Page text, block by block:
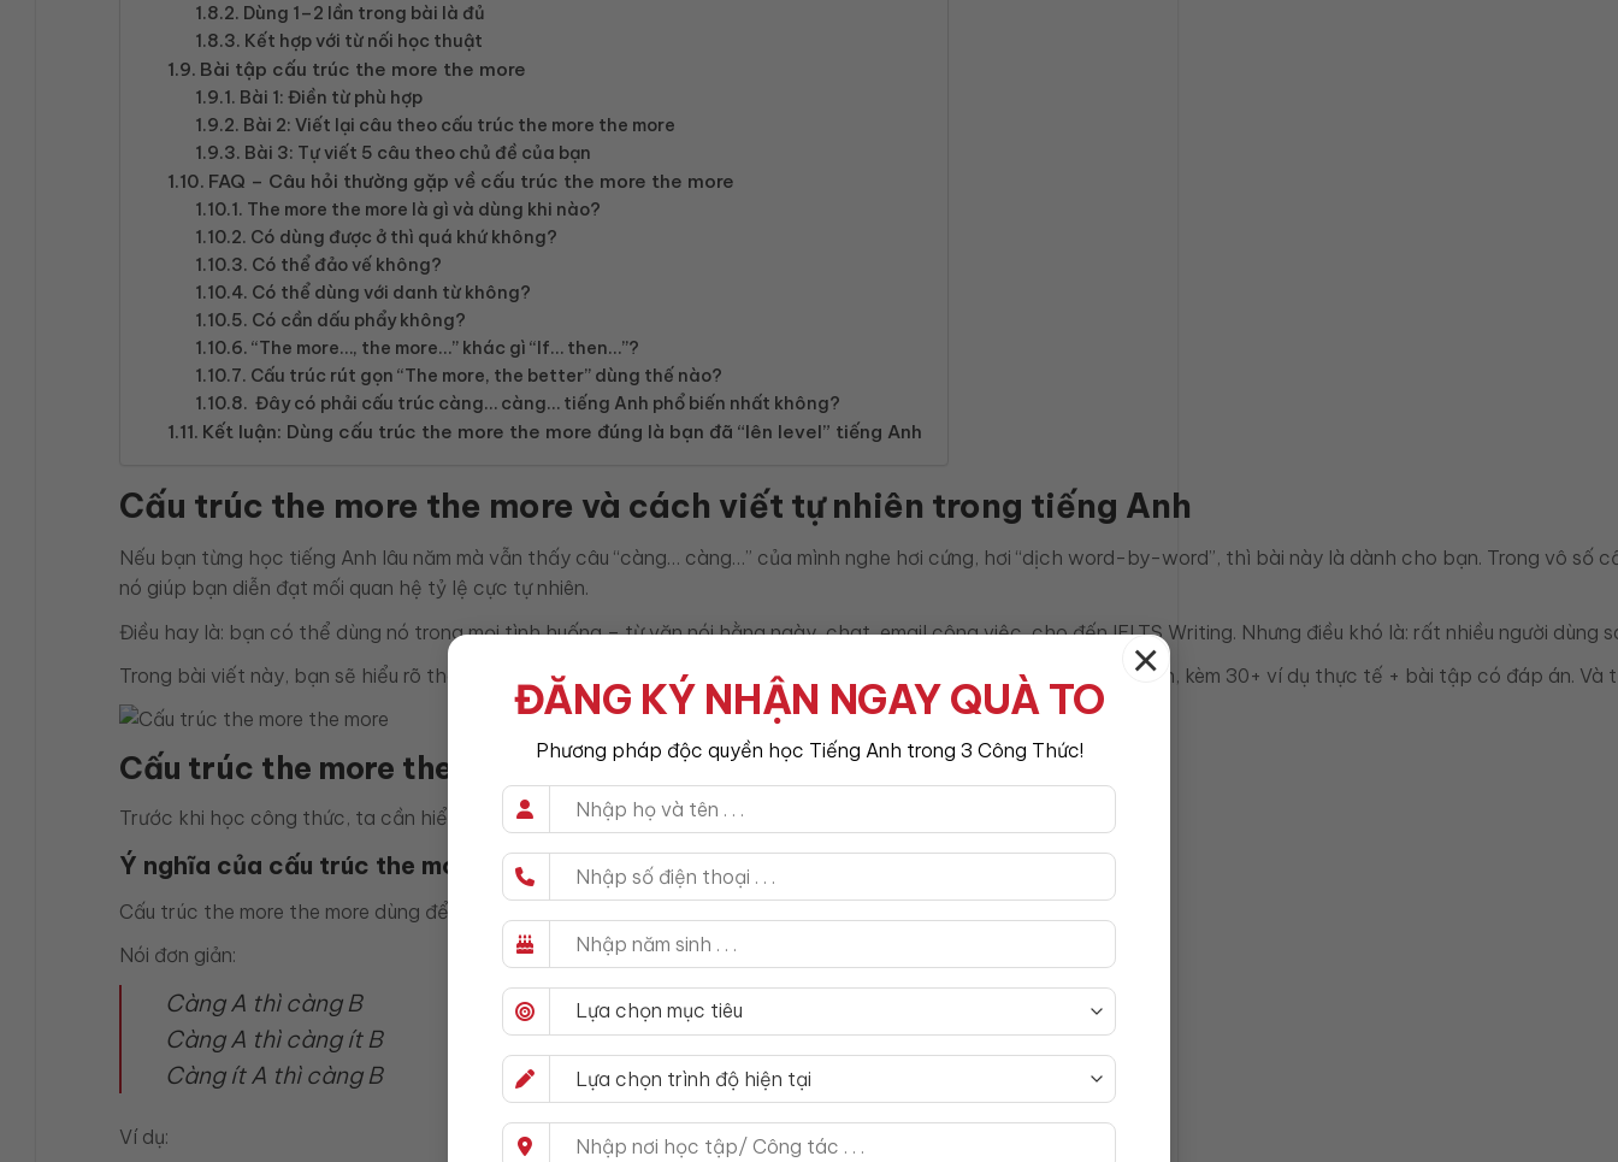
ĐĂNG KÝ NHẬN NGAY QUÀ TO
Phương pháp độc quyền học Tiếng Anh trong 3 Công Thức!
×
Dùng 1–2 lần trong bài là đủ
Kết hợp với từ nối học thuật
Bài tập cấu trúc the more the more
Bài 1: Điền từ phù hợp
Bài 2: Viết lại câu theo cấu trúc the more the more
Bài 3: Tự viết 5 câu theo chủ đề của bạn
FAQ – Câu hỏi thường gặp về cấu trúc the more the more
The more the more là gì và dùng khi nào?
Có dùng được ở thì quá khứ không?
Có thể đảo vế không?
Có thể dùng với danh từ không?
Có cần dấu phẩy không?
“The more…, the more…” khác gì “If… then…”?
Cấu trúc rút gọn “The more, the better” dùng thế nào?
Đây có phải cấu trúc càng… càng… tiếng Anh phổ biến nhất không?
Kết luận: Dùng cấu trúc the more the more đúng là bạn đã “lên level” tiếng Anh
Cấu trúc the more the more và cách viết tự nhiên trong tiếng Anh
Nếu bạn từng học tiếng Anh lâu năm mà vẫn thấy câu “càng… càng…” của mình nghe hơi cứng, hơi “dịch word-by-word”, thì bài này là dành cho bạn. Trong vô số
nó giúp bạn diễn đạt mối quan hệ tỷ lệ cực tự nhiên.
Điều hay là: bạn có thể dùng nó trong mọi tình huống – từ văn nói hằng ngày, chat, email công việc, cho đến IELTS Writing. Nhưng điều khó là: rất nhiều người
Trong bài viết này, bạn sẽ hiểu rõ the more the more là gì, cách dùng chuẩn nhất, cách viết tự nhiên, lỗi sai phổ biến, kèm 30+ ví dụ thực tế + bài tập có đáp án.
Cấu trúc the more the more là gì?
Trước khi học công thức, ta cần hiểu đúng bản chất. Nhiều người hỏi: the more the more là gì?
Ý nghĩa của cấu trúc the more the more
Cấu trúc the more the more dùng để diễn tả mối quan hệ tỷ lệ thuận hoặc tỷ lệ nghịch giữa hai yếu tố.
Nói đơn giản:
Càng A thì càng B
Càng A thì càng ít B
Càng ít A thì càng B
Ví dụ: